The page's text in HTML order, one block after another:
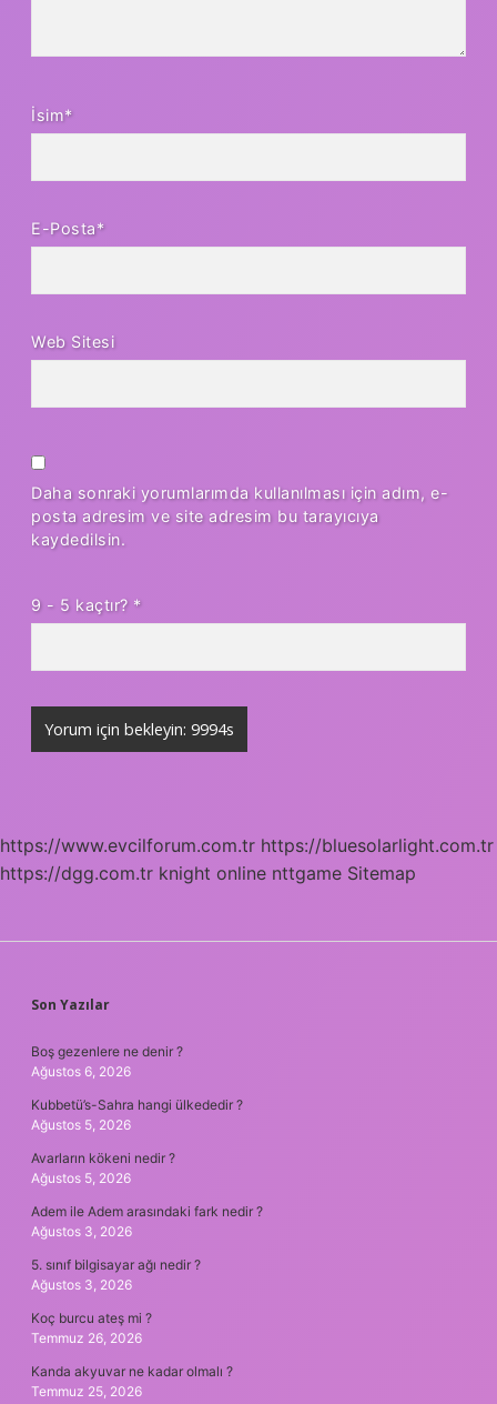
İsim*
E-Posta*
Web Sitesi
Daha sonraki yorumlarımda kullanılması için adım, e-
posta adresim ve site adresim bu tarayıcıya
kaydedilsin.
9 - 5 kaçtır? *
https://www.evcilforum.com.tr https://bluesolarlight.com.tr
https://dgg.com.tr knight online nttgame Sitemap
SIDEBAR
Son Yazılar
Boş gezenlere ne denir ?
Ağustos 6, 2026
Kubbetü’s-Sahra hangi ülkededir ?
Ağustos 5, 2026
Avarların kökeni nedir ?
Ağustos 5, 2026
Adem ile Adem arasındaki fark nedir ?
Ağustos 3, 2026
5. sınıf bilgisayar ağı nedir ?
Ağustos 3, 2026
Koç burcu ateş mi ?
Temmuz 26, 2026
Kanda akyuvar ne kadar olmalı ?
Temmuz 25, 2026